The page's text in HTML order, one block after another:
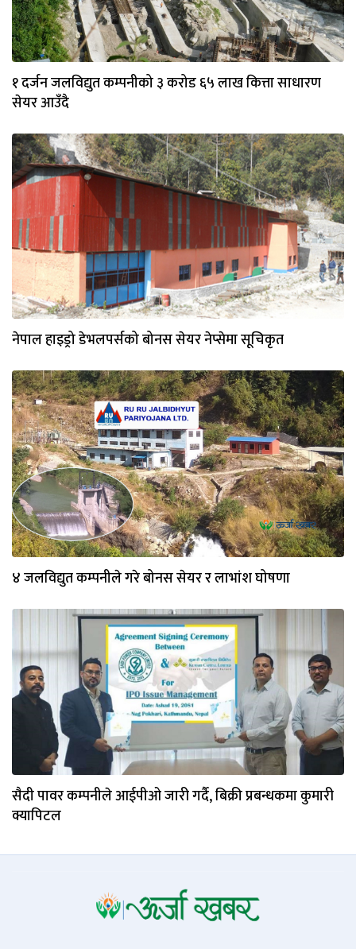
१ दर्जन जलविद्युत कम्पनीको ३ करोड ६५ लाख कित्ता साधारण
सेयर आउँदै
नेपाल हाइड्रो डेभलपर्सको बोनस सेयर नेप्सेमा सूचिकृत
४ जलविद्युत कम्पनीले गरे बोनस सेयर र लाभांश घोषणा
सैदी पावर कम्पनीले आईपीओ जारी गर्दै, बिक्री प्रबन्धकमा कुमारी
क्यापिटल